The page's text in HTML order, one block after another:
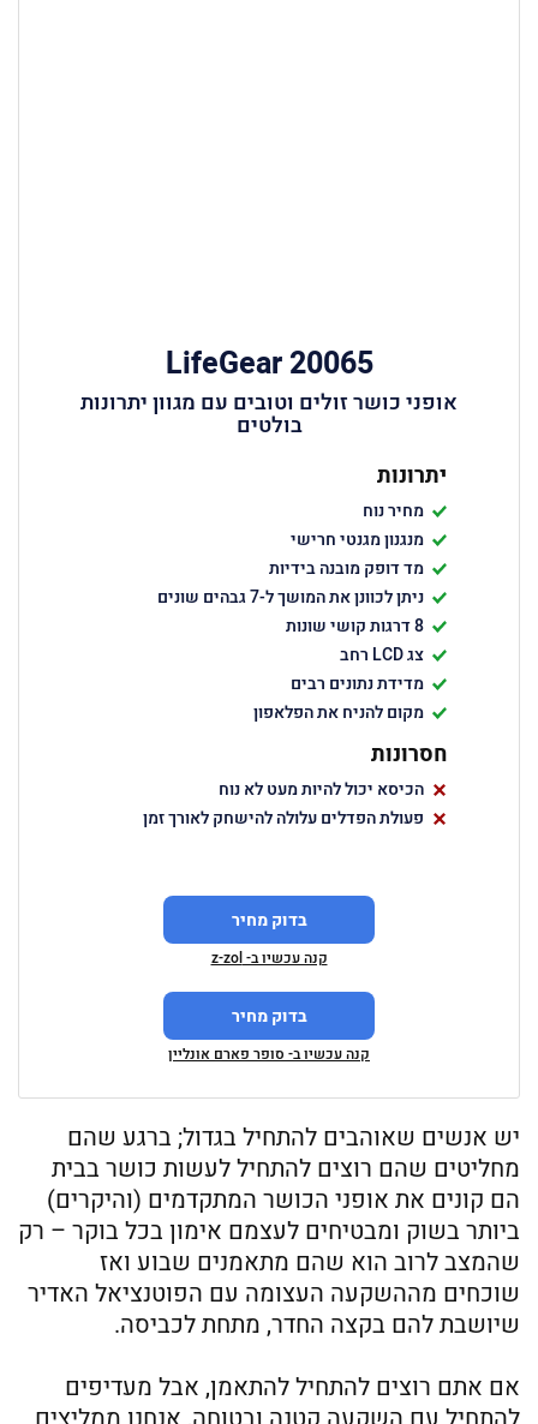
LifeGear 20065
אופני כושר זולים וטובים עם מגוון יתרונות
בולטים
יתרונות
מחיר נוח
מנגנון מגנטי חרישי
מד דופק מובנה בידיות
ניתן לכוונן את המושך ל-7 גבהים שונים
8 דרגות קושי שונות
צג LCD רחב
מדידת נתונים רבים
מקום להניח את הפלאפון
חסרונות
הכיסא יכול להיות מעט לא נוח
פעולת הפדלים עלולה להישחק לאורך זמן
בדוק מחיר
קנה עכשיו ב- z-zol
בדוק מחיר
קנה עכשיו ב- סופר פארם אונליין
יש אנשים שאוהבים להתחיל בגדול; ברגע שהם
מחליטים שהם רוצים להתחיל לעשות כושר בבית
הם קונים את אופני הכושר המתקדמים (והיקרים)
ביותר בשוק ומבטיחים לעצמם אימון בכל בוקר – רק
שהמצב לרוב הוא שהם מתאמנים שבוע ואז
שוכחים מההשקעה העצומה עם הפוטנציאל האדיר
שיושבת להם בקצה החדר, מתחת לכביסה.
אם אתם רוצים להתחיל להתאמן, אבל מעדיפים